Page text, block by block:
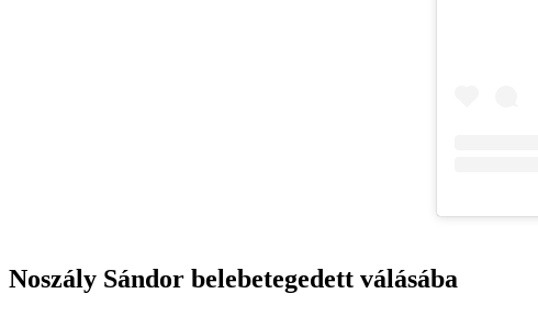
Noszály Sándor belebetegedett válásába